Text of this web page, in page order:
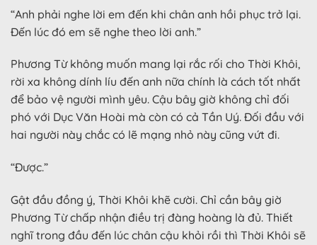
“Anh phải nghe lời em đến khi chân anh hồi phục trở lại.
Đến lúc đó em sẽ nghe theo lời anh.”
Phương Từ không muốn mang lại rắc rối cho Thời Khôi,
rời xa không dính líu đến anh nữa chính là cách tốt nhất
để bảo vệ người mình yêu. Cậu bây giờ không chỉ đối
phó với Dục Văn Hoài mà còn có cả Tần Uý. Đối đầu với
hai người này chắc có lẽ mạng nhỏ này cũng vứt đi.
“Được.”
Gật đầu đồng ý, Thời Khôi khẽ cười. Chỉ cần bây giờ
Phương Từ chấp nhận điều trị đàng hoàng là đủ. Thiết
nghĩ trong đầu đến lúc chân cậu khỏi rồi thì Thời Khôi sẽ